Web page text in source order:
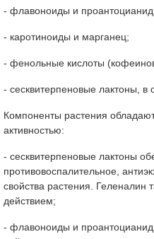
- флавоноиды и
- каротиноиды и марганец;
- фенольные кислоты
- сесквитерпеновые лактоны, в
Компоненты растения
активностью:
- сесквитерпеновые лактоны
противовоспалительное,
свойства растения. Геленалин
действием;
- флавоноиды и